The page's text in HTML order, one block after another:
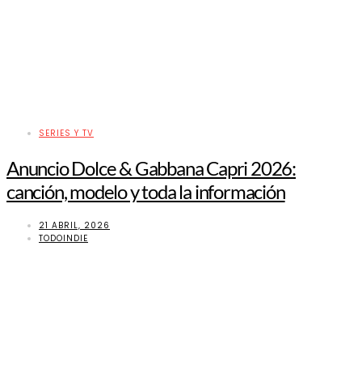
SERIES Y TV
Anuncio Dolce & Gabbana Capri 2026:
canción, modelo y toda la información
21 ABRIL, 2026
TODOINDIE